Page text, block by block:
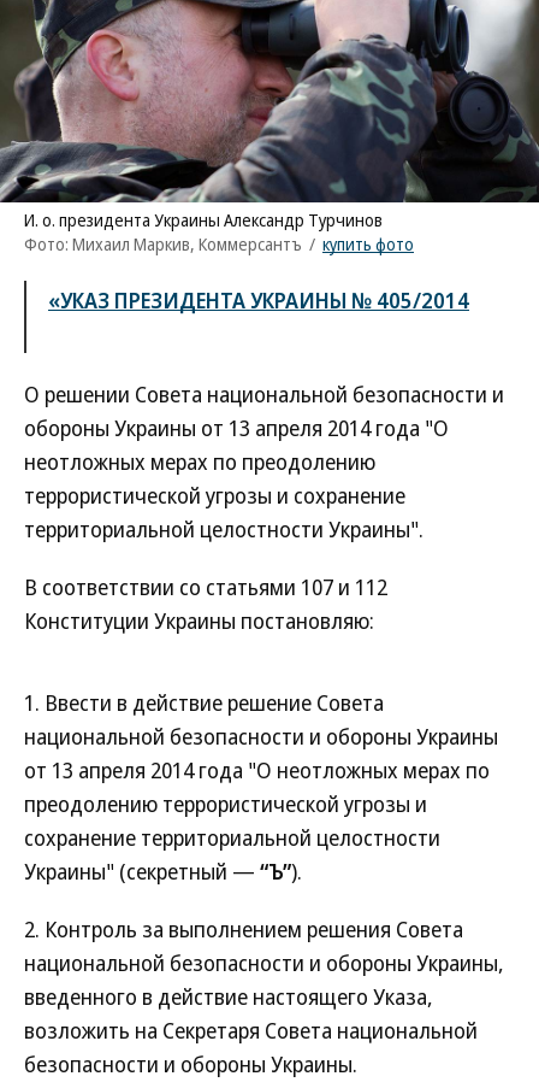
И. о. президента Украины Александр Турчинов
Фото: Михаил Маркив, Коммерсантъ / купить фото
«УКАЗ ПРЕЗИДЕНТА УКРАИНЫ № 405/2014
О решении Совета национальной безопасности и
обороны Украины от 13 апреля 2014 года "О
неотложных мерах по преодолению
террористической угрозы и сохранение
территориальной целостности Украины".
В соответствии со статьями 107 и 112
Конституции Украины постановляю:
1. Ввести в действие решение Совета
национальной безопасности и обороны Украины
от 13 апреля 2014 года "О неотложных мерах по
преодолению террористической угрозы и
сохранение территориальной целостности
Украины" (секретный — “Ъ”).
2. Контроль за выполнением решения Совета
национальной безопасности и обороны Украины,
введенного в действие настоящего Указа,
возложить на Секретаря Совета национальной
безопасности и обороны Украины.